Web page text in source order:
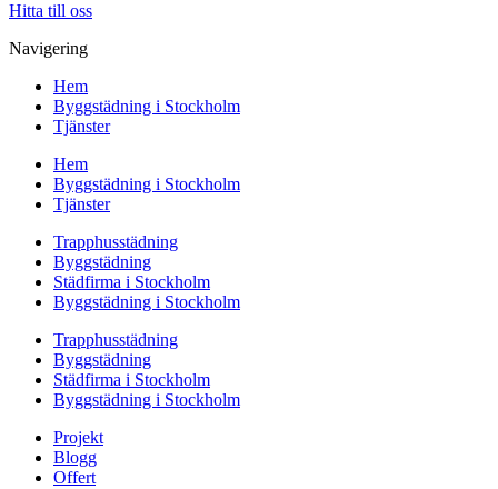
Hitta till oss
Navigering
Hem
Byggstädning i Stockholm
Tjänster
Hem
Byggstädning i Stockholm
Tjänster
Trapphusstädning
Byggstädning
Städfirma i Stockholm
Byggstädning i Stockholm
Trapphusstädning
Byggstädning
Städfirma i Stockholm
Byggstädning i Stockholm
Projekt
Blogg
Offert